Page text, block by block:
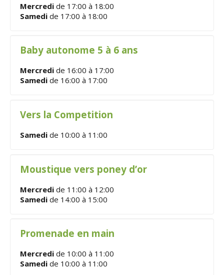
Mercredi de 17:00 à 18:00
Samedi de 17:00 à 18:00
Baby autonome 5 à 6 ans
Mercredi de 16:00 à 17:00
Samedi de 16:00 à 17:00
Vers la Competition
Samedi de 10:00 à 11:00
Moustique vers poney d’or
Mercredi de 11:00 à 12:00
Samedi de 14:00 à 15:00
Promenade en main
Mercredi de 10:00 à 11:00
Samedi de 10:00 à 11:00